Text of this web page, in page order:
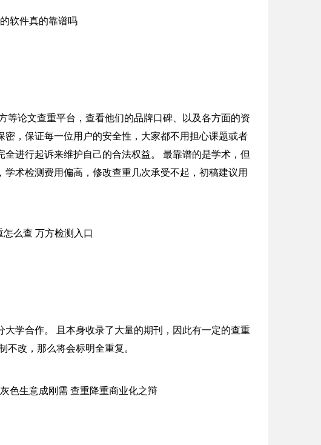
等论文查重平台，查看他们的品牌口碑、以及各方面的资
，保证每一位用户的安全性，大家都不用担心课题或者
进行起诉来维护自己的合法权益。 最靠谱的是学术，但
术检测费用偏高，修改查重几次承受不起，初稿建议用
学合作。 且本身收录了大量的期刊，因此有一定的查重
改，那么将会标明全重复。